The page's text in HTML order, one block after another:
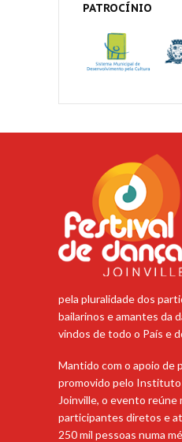
PATROCÍNIO
pela pluralidade dos
bailarinos e amantes da
vindos de todo o País e
Mantido com o apoio de
promovido pelo Instituto
Joinville, o evento reúne
participantes diretos e
250 mil pessoas numa